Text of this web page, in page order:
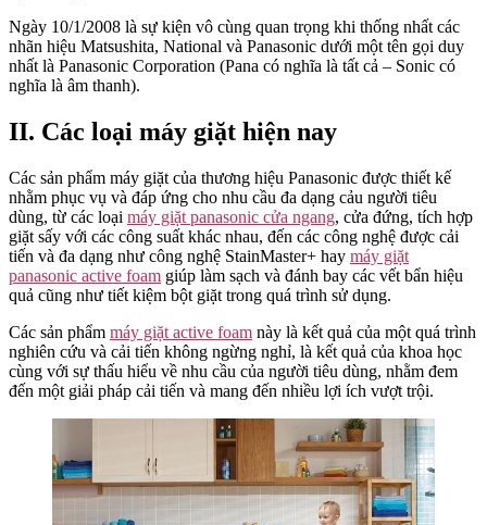
Ngày 10/1/2008 là sự kiện vô cùng quan trọng khi thống nhất các
nhãn hiệu Matsushita, National và Panasonic dưới một tên gọi duy
nhất là Panasonic Corporation (Pana có nghĩa là tất cả – Sonic có
nghĩa là âm thanh).
II. Các loại máy giặt hiện nay
Các sản phẩm máy giặt của thương hiệu Panasonic được thiết kế
nhằm phục vụ và đáp ứng cho nhu cầu đa dạng cảu người tiêu
dùng, từ các loại máy giặt panasonic cửa ngang, cửa đứng, tích hợp
giặt sấy với các công suất khác nhau, đến các công nghệ được cải
tiến và đa dạng như công nghệ StainMaster+ hay máy giặt
panasonic active foam giúp làm sạch và đánh bay các vết bẩn hiệu
quả cũng như tiết kiệm bột giặt trong quá trình sử dụng.
Các sản phẩm máy giặt active foam này là kết quả của một quá trình
nghiên cứu và cải tiến không ngừng nghỉ, là kết quả của khoa học
cùng với sự thấu hiểu về nhu cầu của người tiêu dùng, nhằm đem
đến một giải pháp cải tiến và mang đến nhiều lợi ích vượt trội.